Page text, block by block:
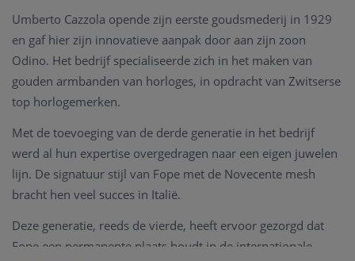
Umberto Cazzola opende zijn eerste goudsmederij in 1929
en gaf hier zijn innovatieve aanpak door aan zijn zoon
Odino. Het bedrijf specialiseerde zich in het maken van
gouden armbanden van horloges, in opdracht van Zwitserse
top horlogemerken.
Met de toevoeging van de derde generatie in het bedrijf
werd al hun expertise overgedragen naar een eigen juwelen
lijn. De signatuur stijl van Fope met de Novecente mesh
bracht hen veel succes in Italië.
Deze generatie, reeds de vierde, heeft ervoor gezorgd dat
Fope een permanente plaats houdt in de internationale